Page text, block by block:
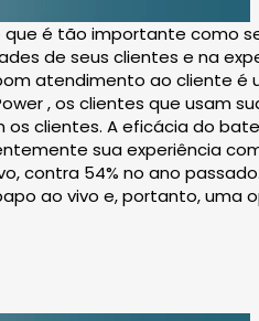
é tão importante como
de seus clientes e na
atendimento ao cliente
, os clientes que usam
clientes. A eficácia do
sua experiência com
contra 54% no ano
ao vivo e, portanto, uma